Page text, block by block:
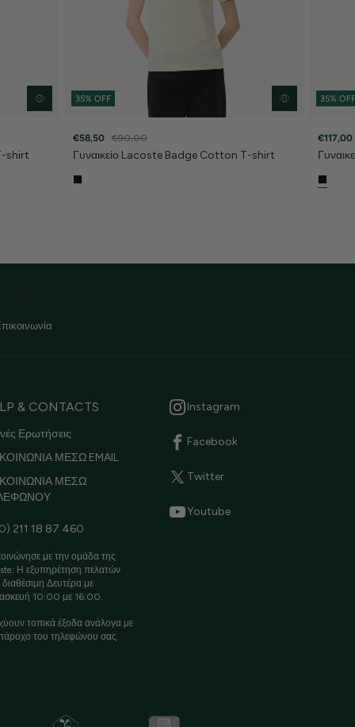
shirt
35% OFF
€58,50 €90,00
Γυναικείο Lacoste Badge Cotton T-shirt
35%
€117,00
& CONTACTS
Ερωτήσεις
ΜΕΣΩ EMAIL
ΜΕΣΩ
211 18 87 460
με την ομάδα της
Η εξυπηρέτηση πελατών
διαθέσιμη Δευτέρα με
10:00 με 16:00.
τοπικά έξοδα ανάλογα με
του τηλεφώνου σας.
Instagram
Facebook
Twitter
Youtube